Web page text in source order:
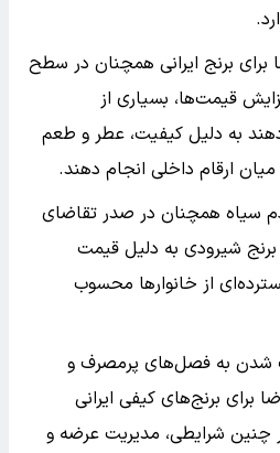
برای برنج ایرانی همچنان در سطح
قیمت‌ها، بسیاری از
به دلیل کیفیت، عطر و طعم
میان ارقام داخلی انجام دهند.
سیاه همچنان در صدر تقاضای
برنج شیرودی به دلیل قیمت
از خانوارها محسوب
شدن به فصل‌های پرمصرف و
برای برنج‌های کیفی ایرانی
چنین شرایطی، مدیریت عرضه و